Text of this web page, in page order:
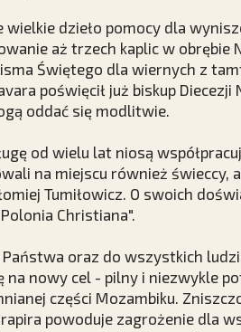
wielkie dzieło pomocy dla
aż trzech kaplic w obrębie
Świętego dla wiernych z
poświęcił już biskup
oddać się modlitwie.
od wielu lat niosą
na miejscu również świeccy,
Tumiłowicz. O swoich
Christiana".
oraz do wszystkich
na nowy cel - pilny i niezwykle
części Mozambiku.
powoduje zagrożenie dla